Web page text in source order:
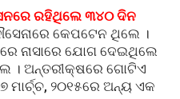
ରହିଥିଲେ ୩୪୦ ଦିନ
କେପଟେନ ଥିଲେ ।
ନାସାରେ ଯୋଗ ଦେଇଥିଲେ
। ଅନ୍ତରୀକ୍ଷରେ ଗୋଟିଏ
ମାର୍ଚ୍ଚ, ୨୦୧୫ରେ ଅନ୍ୟ ଏକ